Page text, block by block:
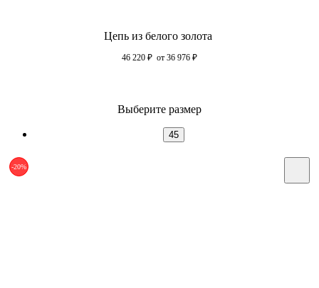
Цепь из белого золота
46 220 ₽ от 36 976 ₽
Выберите размер
45
-20%